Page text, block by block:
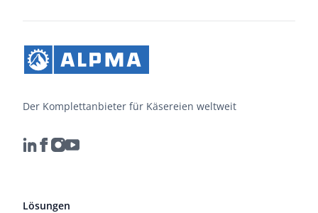
Der Komplettanbieter für Käsereien weltweit
Lösungen